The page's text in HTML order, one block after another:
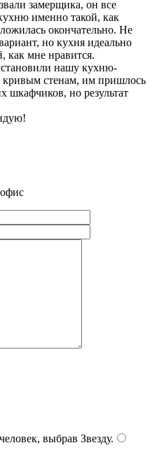
замерщика, он все
именно такой, как
окончательно. Не
но кухня идеально
как мне нравится.
нашу кухню-
кривым стенам, им пришлось
шкафчиков, но результат
выбрав Звезду.